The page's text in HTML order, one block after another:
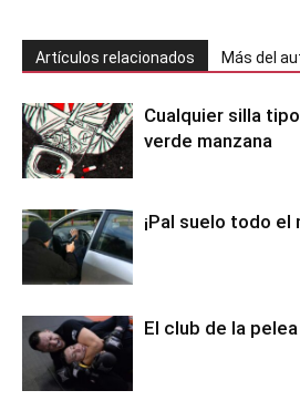
Artículos relacionados Más del
Cualquier silla
verde manzana
¡Pal suelo todo el
El club de la pelea